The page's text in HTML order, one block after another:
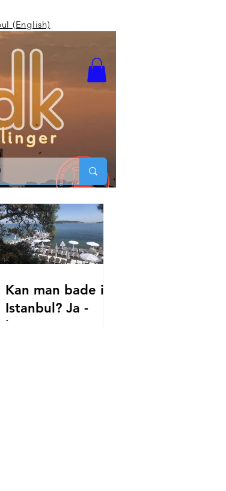
(English)
Kan man bade i
Istanbul? Ja -
her er